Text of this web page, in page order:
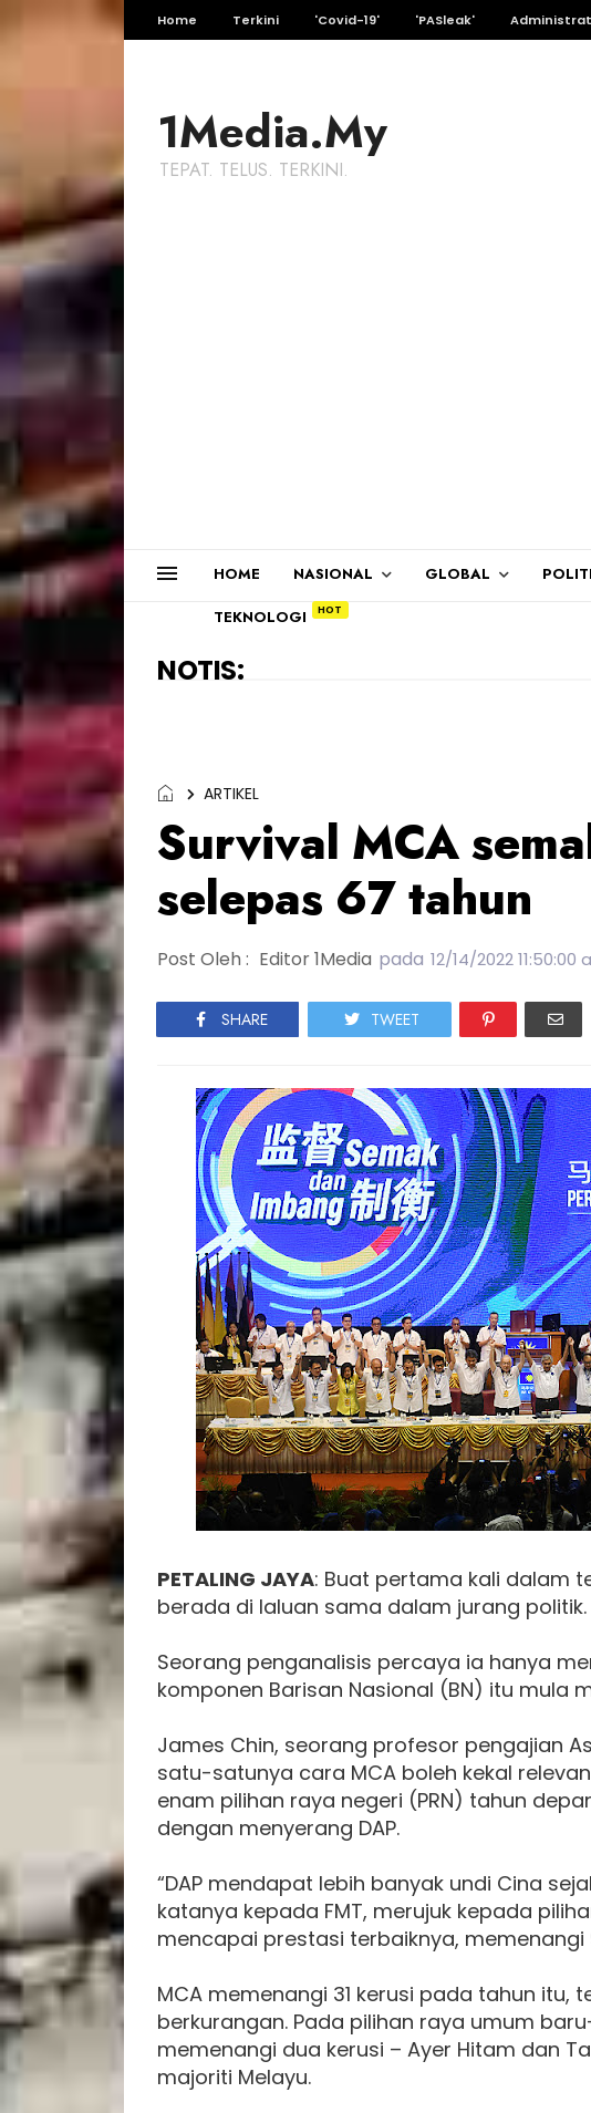
Home Terkini 'Covid-19' 'PASleak'
1Media.My
TEPAT. TELUS. TERKINI.
HOME NASIONAL GLOBAL
TEKNOLOGI
NOTIS:
ARTIKEL
Survival MCA
selepas 67 tahun
Post Oleh : Editor 1Media pada 12/14/2022 11:50:00
SHARE TWEET
PETALING JAYA: Buat pertama kali dalam
berada di laluan sama dalam jurang politik.
Seorang penganalisis percaya ia hanya
komponen Barisan Nasional (BN) itu mula
James Chin, seorang profesor pengajian
satu-satunya cara MCA boleh kekal
enam pilihan raya negeri (PRN) tahun
dengan menyerang DAP.
“DAP mendapat lebih banyak undi Cina
katanya kepada FMT, merujuk kepada
mencapai prestasi terbaiknya, memenangi
MCA memenangi 31 kerusi pada tahun
berkurangan. Pada pilihan raya umum
memenangi dua kerusi – Ayer Hitam dan
majoriti Melayu.